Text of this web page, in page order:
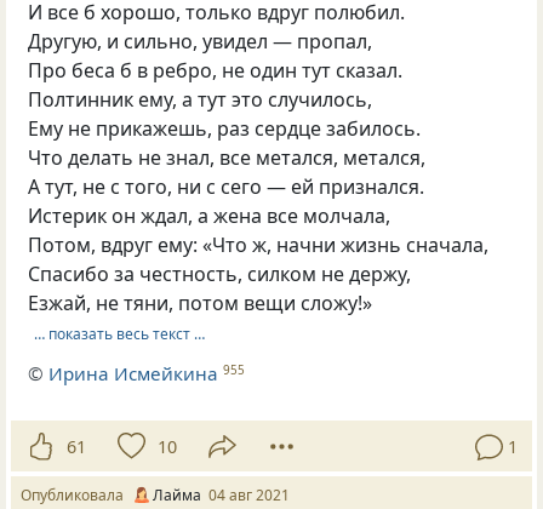
И все б хорошо, только вдруг полюбил.
Другую, и сильно, увидел — пропал,
Про беса б в ребро, не один тут сказал.
Полтинник ему, а тут это случилось,
Ему не прикажешь, раз сердце забилось.
Что делать не знал, все метался, метался,
А тут, не с того, ни с сего — ей признался.
Истерик он ждал, а жена все молчала,
Потом, вдруг ему: «Что ж, начни жизнь сначала,
Спасибо за честность, силком не держу,
Езжай, не тяни, потом вещи сложу!»
… показать весь текст …
© Ирина Исмейкина 955
61 10 1
Опубликовала Лайма 04 авг 2021